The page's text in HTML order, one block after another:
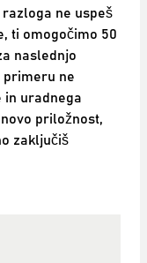
ne uspeš
ti omogočimo 50
naslednjo
primeru ne
uradnega
priložnost,
zaključiš